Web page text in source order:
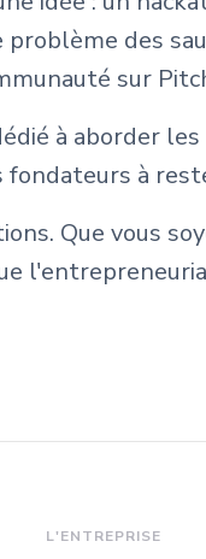
des
sur
à aborder
à
Que vous
L'ENTREPRISE